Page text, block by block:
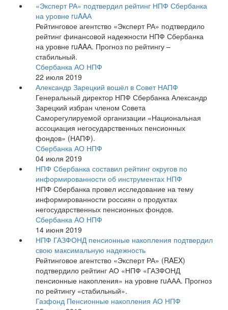
«Эксперт РА» подтвердил рейтинг НПФ Сбербанка
на уровне ruAAА
Рейтинговое агентство «Эксперт РА» подтвердило
рейтинг финансовой надежности НПФ Сбербанка
на уровне ruAAА. Прогноз по рейтингу –
стабильный.
Сбербанка АО НПФ
22 июля 2019
Александр Зарецкий вошёл в Совет НАПФ
Генеральный директор НПФ Сбербанка Александр
Зарецкий избран членом Совета
Саморегулируемой организации «Национальная
ассоциация негосударственных пенсионных
фондов» (НАПФ).
Сбербанка АО НПФ
04 июля 2019
НПФ Сбербанка составил рейтинг округов по
информированности об инструментах НПФ
НПФ Сбербанка провел исследование на тему
информированности россиян о продуктах
негосударственных пенсионных фондов.
Сбербанка АО НПФ
14 июня 2019
НПФ ГАЗФОНД пенсионные накопления подтвердил
свою максимальную надежность
Рейтинговое агентство «Эксперт РА» (RAEX)
подтвердило рейтинг АО «НПФ «ГАЗФОНД
пенсионные накопления» на уровне ruААА. Прогноз
по рейтингу «стабильный».
Газфонд Пенсионные накопления АО НПФ